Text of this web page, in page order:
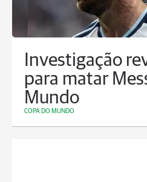
Investigação
para matar
Mundo
COPA DO MUNDO